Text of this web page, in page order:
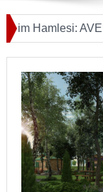
AVEME
Dönüşümü Başladı